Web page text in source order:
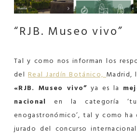
“RJB. Museo vivo”
Tal y como nos informan los
del Real Jardín Botánico,Madrid,
«RJB. Museo vivo” ya es la
nacional en la categoría
enogastronómico’, tal y como
jurado del concurso